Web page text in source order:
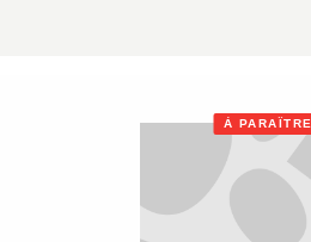
À PARAÎTRE